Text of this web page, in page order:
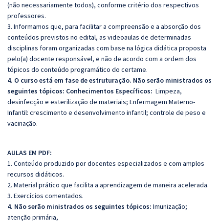
(não necessariamente todos), conforme critério dos respectivos
professores.
3. Informamos que, para facilitar a compreensão e a absorção dos
conteúdos previstos no edital, as videoaulas de determinadas
disciplinas foram organizadas com base na lógica didática proposta
pelo(a) docente responsável, e não de acordo com a ordem dos
tópicos do conteúdo programático do certame.
4. O curso está em fase de estruturação. Não serão ministrados os
seguintes tópicos: Conhecimentos Específicos: Limpeza,
desinfecção e esterilização de materiais; Enfermagem Materno-
Infantil: crescimento e desenvolvimento infantil; controle de peso e
vacinação.
AULAS EM PDF:
1. Conteúdo produzido por docentes especializados e com amplos
recursos didáticos.
2. Material prático que facilita a aprendizagem de maneira acelerada.
3. Exercícios comentados.
4. Não serão ministrados os seguintes tópicos: Imunização;
atenção primária,